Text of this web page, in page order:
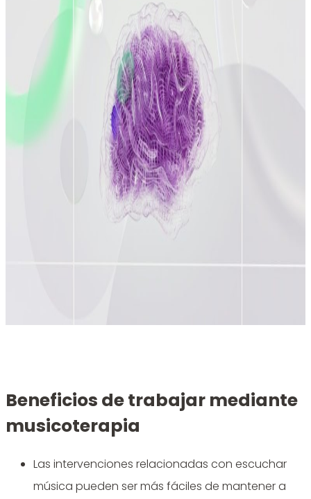
Beneficios de trabajar mediante
musicoterapia
Las intervenciones relacionadas con escuchar
música pueden ser más fáciles de mantener a